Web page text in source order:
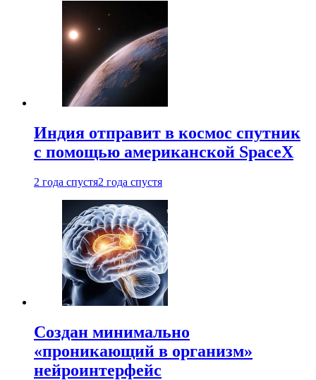
Индия отправит в космос спутник
с помощью американской SpaceX
2 года спустя2 года спустя
Создан минимально
«проникающий в организм»
нейроинтерфейс